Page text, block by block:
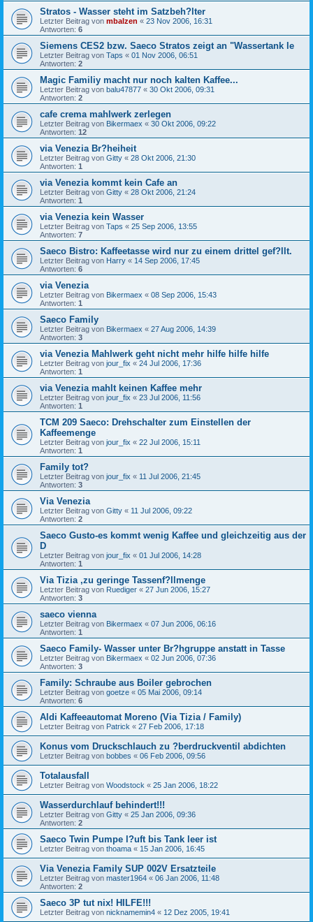
Stratos - Wasser steht im Satzbeh?lter
Letzter Beitrag von mbalzen « 23 Nov 2006, 16:31
Antworten: 6
Siemens CES2 bzw. Saeco Stratos zeigt an "Wassertank le
Letzter Beitrag von Taps « 01 Nov 2006, 06:51
Antworten: 2
Magic Familiy macht nur noch kalten Kaffee...
Letzter Beitrag von balu47877 « 30 Okt 2006, 09:31
Antworten: 2
cafe crema mahlwerk zerlegen
Letzter Beitrag von Bikermaex « 30 Okt 2006, 09:22
Antworten: 12
via Venezia Br?heiheit
Letzter Beitrag von Gitty « 28 Okt 2006, 21:30
Antworten: 1
via Venezia kommt kein Cafe an
Letzter Beitrag von Gitty « 28 Okt 2006, 21:24
Antworten: 1
via Venezia kein Wasser
Letzter Beitrag von Taps « 25 Sep 2006, 13:55
Antworten: 7
Saeco Bistro: Kaffeetasse wird nur zu einem drittel gef?llt.
Letzter Beitrag von Harry « 14 Sep 2006, 17:45
Antworten: 6
via Venezia
Letzter Beitrag von Bikermaex « 08 Sep 2006, 15:43
Antworten: 1
Saeco Family
Letzter Beitrag von Bikermaex « 27 Aug 2006, 14:39
Antworten: 3
via Venezia Mahlwerk geht nicht mehr hilfe hilfe hilfe
Letzter Beitrag von jour_fix « 24 Jul 2006, 17:36
Antworten: 1
via Venezia mahlt keinen Kaffee mehr
Letzter Beitrag von jour_fix « 23 Jul 2006, 11:56
Antworten: 1
TCM 209 Saeco: Drehschalter zum Einstellen der
Kaffeemenge
Letzter Beitrag von jour_fix « 22 Jul 2006, 15:11
Antworten: 1
Family tot?
Letzter Beitrag von jour_fix « 11 Jul 2006, 21:45
Antworten: 3
Via Venezia
Letzter Beitrag von Gitty « 11 Jul 2006, 09:22
Antworten: 2
Saeco Gusto-es kommt wenig Kaffee und gleichzeitig aus der
D
Letzter Beitrag von jour_fix « 01 Jul 2006, 14:28
Antworten: 1
Via Tizia ,zu geringe Tassenf?llmenge
Letzter Beitrag von Ruediger « 27 Jun 2006, 15:27
Antworten: 3
saeco vienna
Letzter Beitrag von Bikermaex « 07 Jun 2006, 06:16
Antworten: 1
Saeco Family- Wasser unter Br?hgruppe anstatt in Tasse
Letzter Beitrag von Bikermaex « 02 Jun 2006, 07:36
Antworten: 3
Family: Schraube aus Boiler gebrochen
Letzter Beitrag von goetze « 05 Mai 2006, 09:14
Antworten: 6
Aldi Kaffeeautomat Moreno (Via Tizia / Family)
Letzter Beitrag von Patrick « 27 Feb 2006, 17:18
Konus vom Druckschlauch zu ?berdruckventil abdichten
Letzter Beitrag von bobbes « 06 Feb 2006, 09:56
Totalausfall
Letzter Beitrag von Woodstock « 25 Jan 2006, 18:22
Wasserdurchlauf behindert!!!
Letzter Beitrag von Gitty « 25 Jan 2006, 09:36
Antworten: 2
Saeco Twin Pumpe l?uft bis Tank leer ist
Letzter Beitrag von thoama « 15 Jan 2006, 16:45
Via Venezia Family SUP 002V Ersatzteile
Letzter Beitrag von master1964 « 06 Jan 2006, 11:48
Antworten: 2
Saeco 3P tut nix! HILFE!!!
Letzter Beitrag von nicknamemin4 « 12 Dez 2005, 19:41